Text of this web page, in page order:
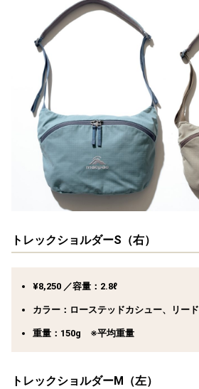
トレックショルダーS（右）
¥8,250 ／容量：2.8ℓ
カラー：ローステッドカシュー、リード
重量：150g ※平均重量
トレックショルダーM（左）